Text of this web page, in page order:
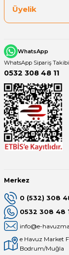
Yangın Pompası
Üyelik
WhatsApp
WhatsApp Sipariş Takibi
0532 308 48 11
Merkez
0 (532) 308
0532 308 48
info@e-
e Havuz Market
Bodrum/Muğla